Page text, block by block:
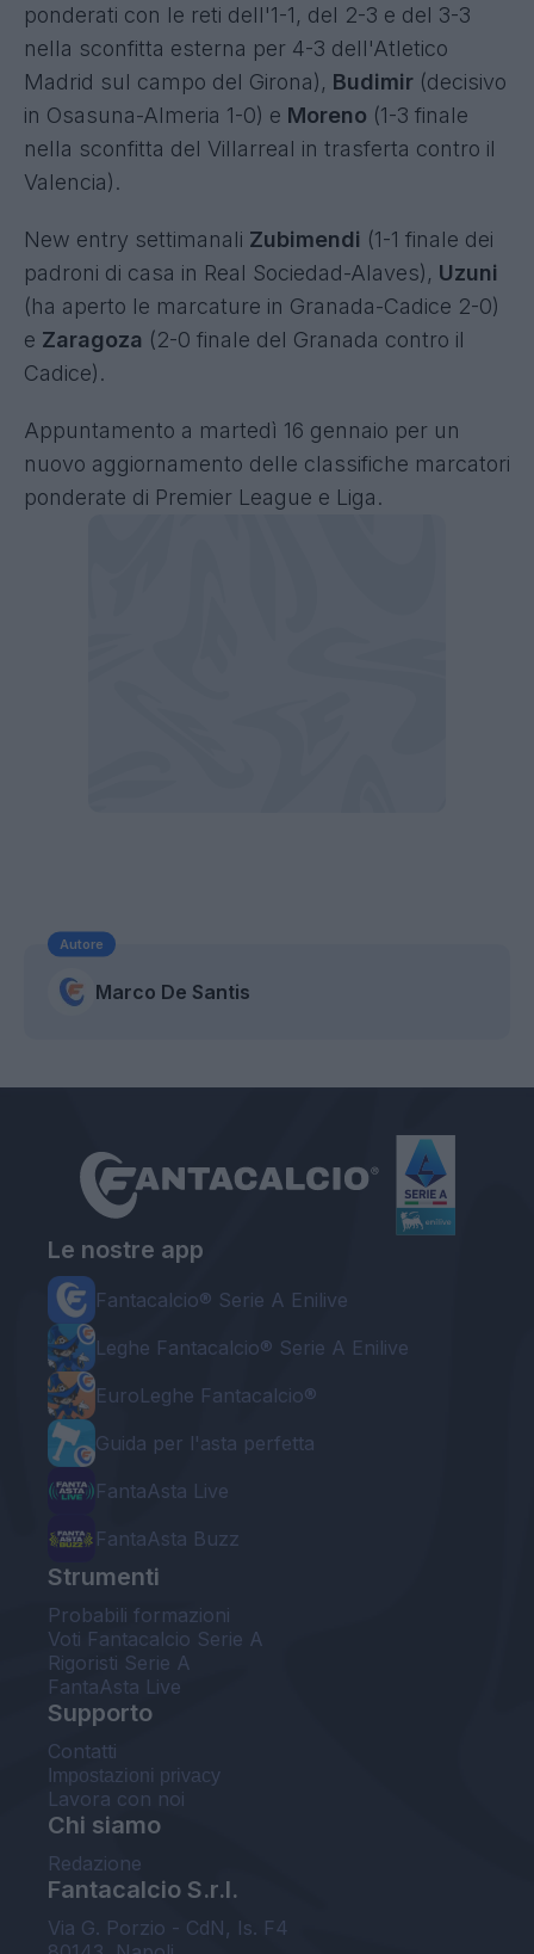
ponderati con le reti dell'1-1, del 2-3 e del 3-3
nella sconfitta esterna per 4-3 dell'Atletico
Madrid sul campo del Girona), Budimir (decisivo
in Osasuna-Almeria 1-0) e Moreno (1-3 finale
nella sconfitta del Villarreal in trasferta contro il
Valencia).
New entry settimanali Zubimendi (1-1 finale dei
padroni di casa in Real Sociedad-Alaves), Uzuni
(ha aperto le marcature in Granada-Cadice 2-0)
e Zaragoza (2-0 finale del Granada contro il
Cadice).
Appuntamento a martedì 16 gennaio per un
nuovo aggiornamento delle classifiche marcatori
ponderate di Premier League e Liga.
Autore
Marco De Santis
Le nostre app
Fantacalcio® Serie A Enilive
Leghe Fantacalcio® Serie A Enilive
EuroLeghe Fantacalcio®
Guida per l'asta perfetta
FantaAsta Live
FantaAsta Buzz
Strumenti
Probabili formazioni
Voti Fantacalcio Serie A
Rigoristi Serie A
FantaAsta Live
Supporto
Contatti
Impostazioni privacy
Lavora con noi
Chi siamo
Redazione
Fantacalcio S.r.l.
Via G. Porzio - CdN, Is. F4